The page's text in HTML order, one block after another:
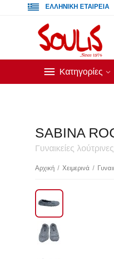
ΕΛΛΗΝΙΚΗ ΕΤΑΙΡΕΙΑ
Κατηγορίες
SABINA
Γυναικείες
Αρχική / Χειμερινά /